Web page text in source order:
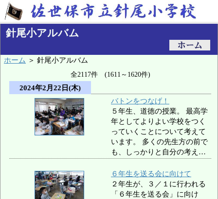
針尾小アルバム
ホーム ＞ 針尾小アルバム
全2117件 (1611～1620件)
2024年2月22日(木)
バトンをつなげ！
５年生、道徳の授業。 最高学
年としてよりよい学校をつく
っていくことについて考えて
います。 多くの先生方の前で
も、しっかりと自分の考え…
６年生を送る会に向けて
２年生が、３／１に行われる
「６年生を送る会」に向け